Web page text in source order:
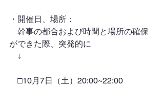
・開催日、場所：
幹事の都合および時間と場所の確保
ができた際、突発的に
↓
□10月7日（土）20:00~22:00